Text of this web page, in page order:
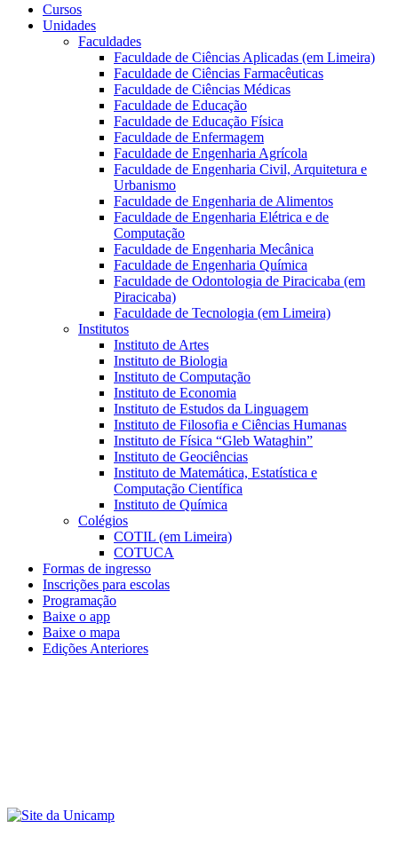
Cursos
Unidades
Faculdades
Faculdade de Ciências Aplicadas (em Limeira)
Faculdade de Ciências Farmacêuticas
Faculdade de Ciências Médicas
Faculdade de Educação
Faculdade de Educação Física
Faculdade de Enfermagem
Faculdade de Engenharia Agrícola
Faculdade de Engenharia Civil, Arquitetura e
Urbanismo
Faculdade de Engenharia de Alimentos
Faculdade de Engenharia Elétrica e de
Computação
Faculdade de Engenharia Mecânica
Faculdade de Engenharia Química
Faculdade de Odontologia de Piracicaba (em
Piracicaba)
Faculdade de Tecnologia (em Limeira)
Institutos
Instituto de Artes
Instituto de Biologia
Instituto de Computação
Instituto de Economia
Instituto de Estudos da Linguagem
Instituto de Filosofia e Ciências Humanas
Instituto de Física “Gleb Wataghin”
Instituto de Geociências
Instituto de Matemática, Estatística e
Computação Científica
Instituto de Química
Colégios
COTIL (em Limeira)
COTUCA
Formas de ingresso
Inscrições para escolas
Programação
Baixe o app
Baixe o mapa
Edições Anteriores